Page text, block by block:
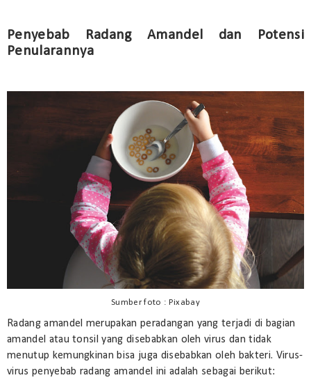
Penyebab Radang Amandel dan Potensi
Penularannya
Sumber foto : Pixabay
Radang amandel merupakan peradangan yang terjadi di bagian
amandel atau tonsil yang disebabkan oleh virus dan tidak
menutup kemungkinan bisa juga disebabkan oleh bakteri. Virus-
virus penyebab radang amandel ini adalah sebagai berikut: